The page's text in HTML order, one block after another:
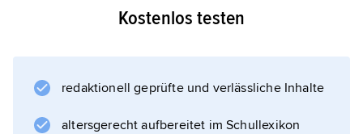
Kostenlos testen
redaktionell geprüfte und verlässliche Inhalte
altersgerecht aufbereitet im Schullexikon